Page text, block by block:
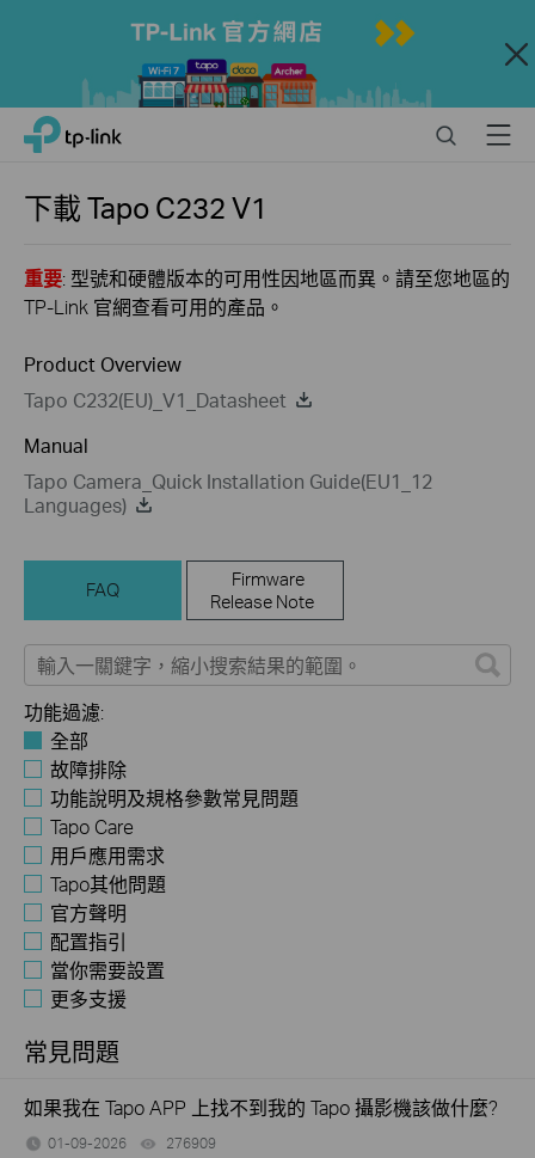
Close
Click
navigation
TP-Link, Reliably Smart SearchMenu
下載Tapo C232V1
重要: 型號和硬體版本的可用性因地區而異。請至您地區的
TP-Link 官網查看可用的產品。
Product Overview
Tapo C232(EU)_V1_Datasheet
Manual
Tapo Camera_Quick Installation Guide(EU1_12
Languages)
FAQ
Firmware
Release Note
功能過濾:
全部
故障排除
功能說明及規格參數常見問題
Tapo Care
用戶應用需求
Tapo其他問題
官方聲明
配置指引
當你需要設置
更多支援
常見問題
如果我在 Tapo APP 上找不到我的 Tapo 攝影機該做什麼?
01-09-2026 276909